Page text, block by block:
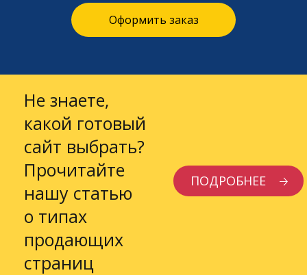
Оформить заказ
Не знаете,
какой готовый
сайт выбрать?
Прочитайте
нашу статью
о типах
продающих
страниц
ПОДРОБНЕЕ